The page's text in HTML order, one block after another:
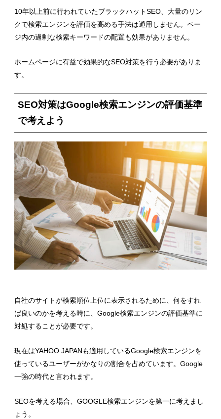
10年以上前に行われていたブラックハットSEO、大量のリン
クで検索エンジンを評価を高める手法は通用しません。ペー
ジ内の過剰な検索キーワードの配置も効果がありません。
ホームページに有益で効果的なSEO対策を行う必要がありま
す。
SEO対策はGoogle検索エンジンの評価基準
で考えよう
自社のサイトが検索順位上位に表示されるために、何をすれ
ば良いのかを考える時に、Google検索エンジンの評価基準に
対処することが必要です。
現在はYAHOO JAPANも適用しているGoogle検索エンジンを
使っているユーザーがかなりの割合を占めています。Google
一強の時代と言われます。
SEOを考える場合、GOOGLE検索エンジンを第一に考えまし
ょう。